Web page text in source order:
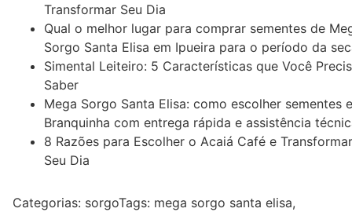
Transformar Seu Dia
Qual o melhor lugar para comprar sementes de
Sorgo Santa Elisa em Ipueira para o período da
Simental Leiteiro: 5 Características que Você
Saber
Mega Sorgo Santa Elisa: como escolher sementes
Branquinha com entrega rápida e assistência
8 Razões para Escolher o Acaiá Café e Transformar
Seu Dia
Categorias: sorgoTags: mega sorgo santa elisa,